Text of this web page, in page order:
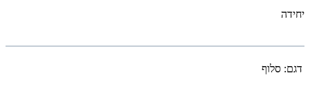
יחידה
דגם: סלוף